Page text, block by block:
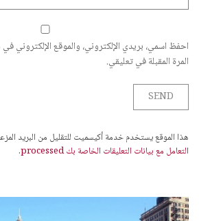
احفظ اسمي، بريدي الإلكتروني، والموقع الإلكتروني
المرة المقبلة في تعليقي.
هذا الموقع يستخدم خدمة أكيسميت للتقليل من البريد
التعامل مع بيانات التعليقات الخاصة بك processed
.